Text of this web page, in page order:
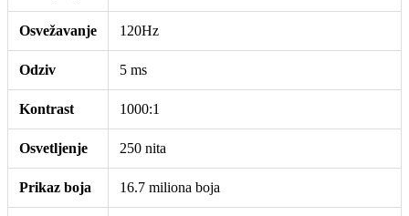
Osvežavanje 120Hz
Odziv 5 ms
Kontrast 1000:1
Osvetljenje 250 nita
Prikaz boja 16.7 miliona boja